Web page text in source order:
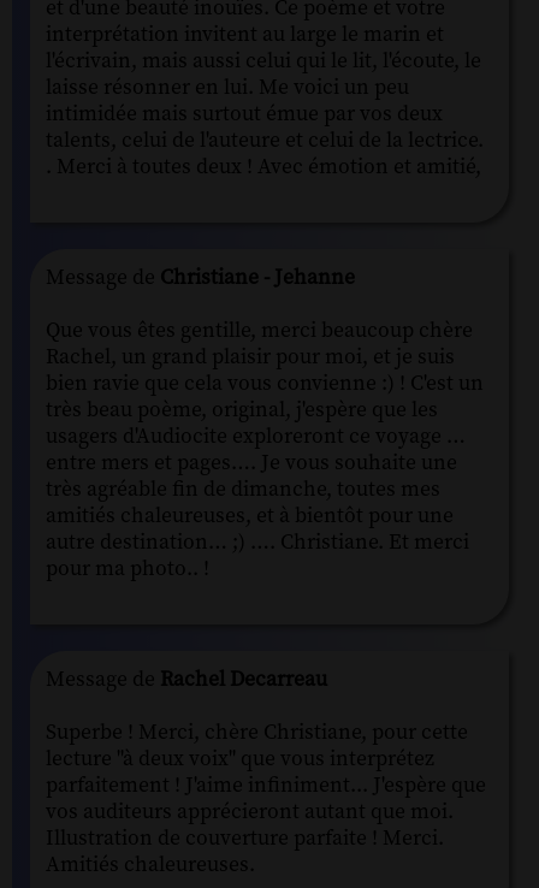
et d'une beauté inouïes. Ce poème et votre
interprétation invitent au large le marin et
l'écrivain, mais aussi celui qui le lit, l'écoute, le
laisse résonner en lui. Me voici un peu
intimidée mais surtout émue par vos deux
talents, celui de l'auteure et celui de la lectrice.
. Merci à toutes deux ! Avec émotion et amitié,
Message de Christiane - Jehanne
Que vous êtes gentille, merci beaucoup chère
Rachel, un grand plaisir pour moi, et je suis
bien ravie que cela vous convienne :) ! C'est un
très beau poème, original, j'espère que les
usagers d'Audiocite exploreront ce voyage …
entre mers et pages…. Je vous souhaite une
très agréable fin de dimanche, toutes mes
amitiés chaleureuses, et à bientôt pour une
autre destination… ;) …. Christiane. Et merci
pour ma photo.. !
Message de Rachel Decarreau
Superbe ! Merci, chère Christiane, pour cette
lecture "à deux voix" que vous interprétez
parfaitement ! J'aime infiniment... J'espère que
vos auditeurs apprécieront autant que moi.
Illustration de couverture parfaite ! Merci.
Amitiés chaleureuses.